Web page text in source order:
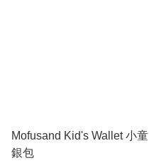
Mofusand Kid's Wallet 小童
銀包